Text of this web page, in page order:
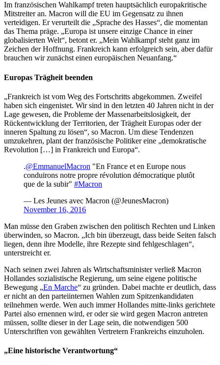
Im französischen Wahlkampf treten hauptsächlich europakritische
Mitstreiter an. Macron will die EU im Gegensatz zu ihnen
verteidigen. Er verurteilt die „Sprache des Hasses“, die momentan
das Thema präge. „Europa ist unsere einzige Chance in einer
globalisierten Welt“, betont er. „Mein Wahlkampf steht ganz im
Zeichen der Hoffnung. Frankreich kann erfolgreich sein, aber dafür
brauchen wir zunächst einen europäischen Neuanfang.“
Europas Trägheit beenden
„Frankreich ist vom Weg des Fortschritts abgekommen. Zweifel
haben sich eingenistet. Wir sind in den letzten 40 Jahren nicht in der
Lage gewesen, die Probleme der Massenarbeitslosigkeit, der
Rückentwicklung der Territorien, der Trägheit Europas oder der
inneren Spaltung zu lösen“, so Macron. Um diese Tendenzen
umzukehren, plant der französische Politiker eine „demokratische
Revolution […] in Frankreich und Europa“.
.@EmmanuelMacron "En France et en Europe nous
conduirons notre propre révolution démocratique plutôt
que de la subir" #Macron
— Les Jeunes avec Macron (@JeunesMacron)
November 16, 2016
Man müsse den Graben zwischen den politisch Rechten und Linken
überwinden, so Macron. „Ich bin überzeugt, dass beide Seiten falsch
liegen, denn ihre Modelle, ihre Rezepte sind fehlgeschlagen“,
unterstreicht er.
Nach seinen zwei Jahren als Wirtschaftsminister verließ Macron
Hollandes sozialistische Regierung, um seine eigene politische
Bewegung „En Marche“ zu gründen. Dabei machte er deutlich, dass
er nicht an den parteiinternen Wahlen zum Spitzenkandidaten
teilnehmen werde. Wen auch immer Hollandes mitte-links gerichtete
Partei also ernennen wird, er oder sie wird gegen Macron antreten
müssen, sollte dieser in der Lage sein, die notwendigen 500
Unterschriften von gewählten Vertretern Frankreichs einzuholen.
„Eine historische Verantwortung“